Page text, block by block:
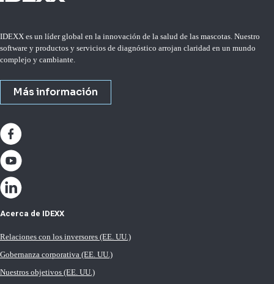
IDEXX es un líder global en la innovación de la salud de las mascotas. Nuestro
software y productos y servicios de diagnóstico arrojan claridad en un mundo
complejo y cambiante.
Más información
Acerca de IDEXX
Relaciones con los inversores (EE. UU.)
Gobernanza corporativa (EE. UU.)
Nuestros objetivos (EE. UU.)